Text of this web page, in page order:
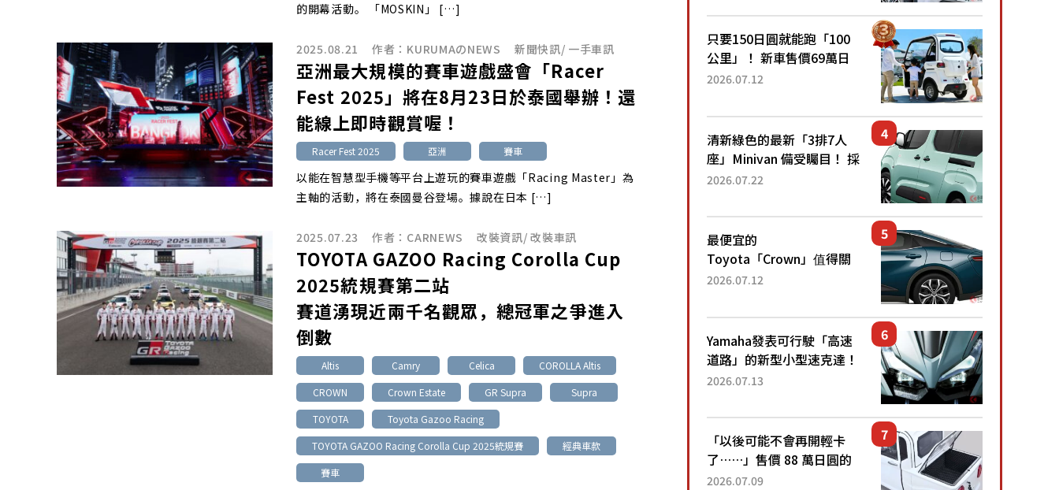
的開幕活動。 「MOSKIN」 […]
2025.08.21 作者： KURUMAのNEWS 新聞快訊/ 一手車訊
亞洲最大規模的賽車遊戲盛會「Racer
Fest 2025」將在8月23日於泰國舉辦！還
能線上即時觀賞喔！
Racer Fest 2025 亞洲 賽車
以能在智慧型手機等平台上遊玩的賽車遊戲「Racing Master」為
主軸的活動，將在泰國曼谷登場。據說在日本 […]
2025.07.23 作者： CARNEWS 改裝資訊/改裝車訊
TOYOTA GAZOO Racing Corolla Cup
2025統規賽第二站
賽道湧現近兩千名觀眾，總冠軍之爭進入
倒數
Altis Camry Celica
COROLLA Altis
CROWN
Crown Estate GR Supra
Supra
TOYOTA
Toyota Gazoo Racing
TOYOTA GAZOO Racing Corolla Cup 2025統規賽
經典車款
賽車
日圓就能跑100公里」「小
朋友坐得...
只要150日圓就能跑「100
公里」！ 新車售價69萬日
圓的「3人座」Trike大受歡
為何能迅速熱賣？
2026.07.12
清新綠色的最新「3排7人
座」Minivan 備受矚目！ 採
用全長4.7公尺剛剛好的車
還推出467萬元日圓起的5
人座版...
2026.07.22
最便宜的
Toyota「Crown」值得關
注！ 搭載4WD、每公升
眼！ 配備豐富、超越售價
水準，堪稱高CP值代表的
「...
2026.07.12
Yamaha發表可行駛「高速
道路」的新型小型速克達！
搭載能享受超強勁「渦輪
高階「Super Sport」車款
相同的...
2026.07.13
「以後可能不會再開輕卡
了……」售價 88 萬日圓的
「超迷你輕型貨車」引發兩
2026.07.09